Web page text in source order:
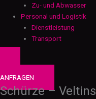
Zu- und Abwasser
Personal und Logistik
Dienstleistung
Transport
ANFRAGEN
Schürze – Veltins